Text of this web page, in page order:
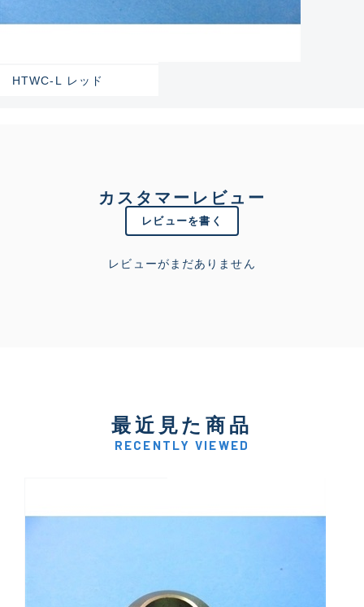
HTWC-L レッド
カスタマーレビュー
レビューを書く
レビューがまだありません
最近見た商品
RECENTLY VIEWED